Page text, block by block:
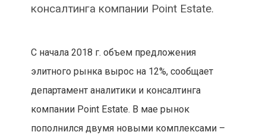
консалтинга компании Point Estate.
С начала 2018 г. объем предложения
элитного рынка вырос на 12%, сообщает
департамент аналитики и консалтинга
компании Point Estate. В мае рынок
пополнился двумя новыми комплексами –